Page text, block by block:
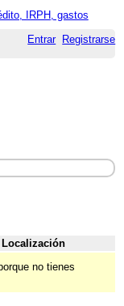
IRPH, gastos
Entrar
Registrarse
Localización
no tienes